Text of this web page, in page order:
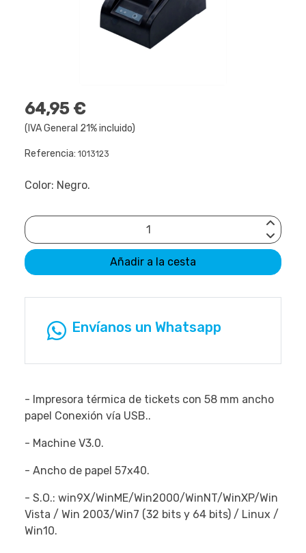
64,95 €
(IVA General 21% incluido)
Referencia: 1013123
Color: Negro.
Añadir a la cesta
Envíanos un Whatsapp
- Impresora térmica de tickets con 58 mm ancho
papel Conexión vía USB..
- Machine V3.0.
- Ancho de papel 57x40.
- S.O.: win9X/WinME/Win2000/WinNT/WinXP/Win
Vista / Win 2003/Win7 (32 bits y 64 bits) / Linux /
Win10.